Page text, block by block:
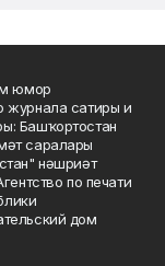
юмор
журнала сатиры и
Башҡортостан
саралары
нәшриәт
по печати
дом